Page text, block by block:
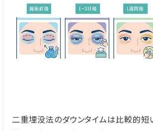
二重埋没法のダウンタイムは比較的短